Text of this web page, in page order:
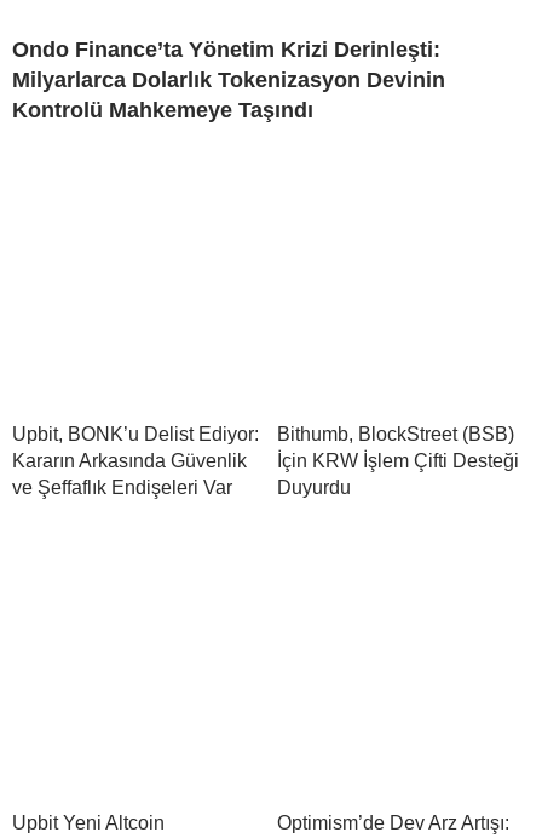
Ondo Finance’ta Yönetim Krizi Derinleşti:
Milyarlarca Dolarlık Tokenizasyon Devinin
Kontrolü Mahkemeye Taşındı
Upbit, BONK’u Delist Ediyor:
Kararın Arkasında Güvenlik
ve Şeffaflık Endişeleri Var
Bithumb, BlockStreet (BSB)
İçin KRW İşlem Çifti Desteği
Duyurdu
Upbit Yeni Altcoin Optimism’de Dev Arz Artışı: